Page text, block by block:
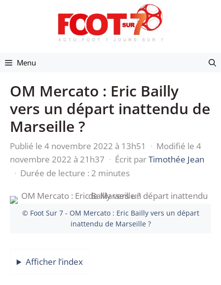
Menu
OM Mercato : Eric Bailly
vers un départ inattendu de
Marseille ?
Publié le 4 novembre 2022 à 13h51 · Modifié le 4
novembre 2022 à 21h37 · Écrit parTimothée Jean
· Durée de lecture : 2 minutes
© Foot Sur 7 - OM Mercato : Eric Bailly vers un départ
inattendu de Marseille ?
Afficher l’index